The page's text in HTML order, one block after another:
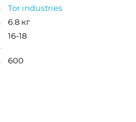
Tor industries
6.8 кг
16-18
600